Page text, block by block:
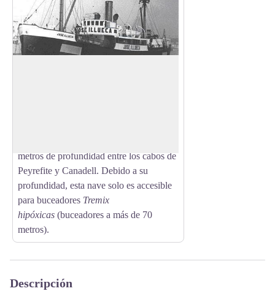
metros de profundidad entre los cabos de
Peyrefite y Canadell. Debido a su
profundidad, esta nave solo es accesible
para buceadores Tremix
hipóxicas (buceadores a más de 70
metros).
Descripción